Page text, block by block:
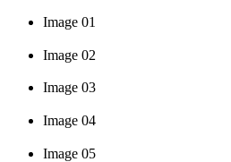
Image 01
Image 02
Image 03
Image 04
Image 05